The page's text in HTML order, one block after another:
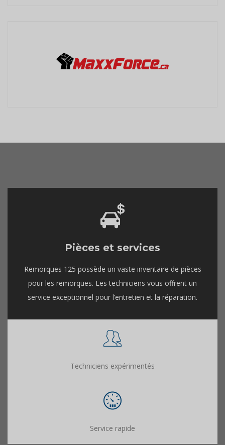
Pièces et services
Remorques 125 possède un vaste inventaire de pièces
pour les remorques. Les techniciens vous offrent un
service exceptionnel pour l’entretien et la réparation.
Techniciens expérimentés
Service rapide